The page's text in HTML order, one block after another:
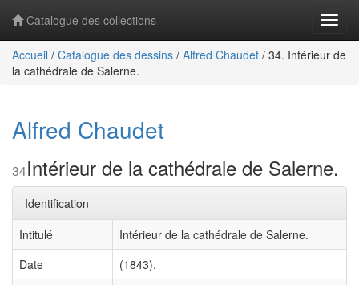
Catalogue des collections
Accueil / Catalogue des dessins / Alfred Chaudet / 34. Intérieur de
la cathédrale de Salerne.
Alfred Chaudet
34Intérieur de la cathédrale de Salerne.
Identification
Intitulé
Intérieur de la cathédrale de Salerne.
Date
(1843).